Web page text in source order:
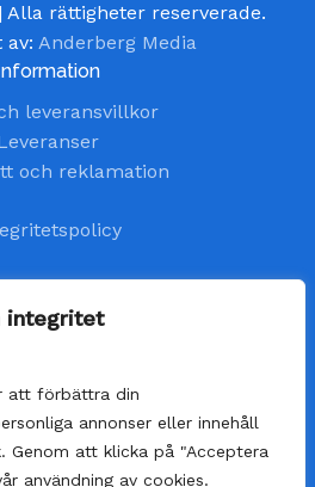
integritet
att förbättra din
annonser eller innehåll
Genom att klicka på "Acceptera
användning av cookies.
Alla rättigheter reserverade.
av: Anderberg Media
Information
leveransvillkor
och reklamation
Kundtjänst
alla helgfria vardagar.
frågor så fort som möjligt,
inom 48 timmar.